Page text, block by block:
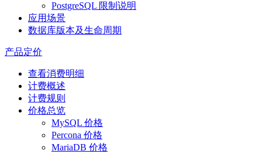
PostgreSQL 限制说明
应用场景
数据库版本及生命周期
产品定价
查看消费明细
计费概述
计费规则
价格总览
MySQL 价格
Percona 价格
MariaDB 价格